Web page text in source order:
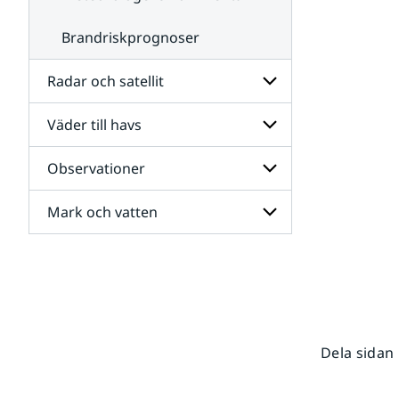
Brandriskprognoser
Radar och satellit
Undersidor
för
Radar
och
satellit
Väder till havs
Undersidor
för
Väder
till
havs
Observationer
Undersidor
för
Mark och vatten
Dela sidan